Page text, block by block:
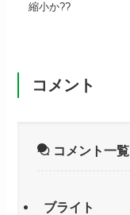
縮小か??
コメント
コメント一覧
ブライト